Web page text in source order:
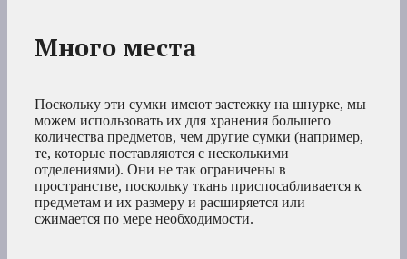
Много места
Поскольку эти сумки имеют застежку на шнурке, мы
можем использовать их для хранения большего
количества предметов, чем другие сумки (например,
те, которые поставляются с несколькими
отделениями). Они не так ограничены в
пространстве, поскольку ткань приспосабливается к
предметам и их размеру и расширяется или
сжимается по мере необходимости.